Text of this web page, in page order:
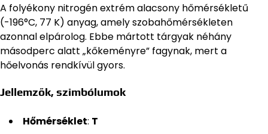
A folyékony nitrogén extrém alacsony hőmérsékletű
(-196°C, 77 K) anyag, amely szobahőmérsékleten
azonnal elpárolog. Ebbe mártott tárgyak néhány
másodperc alatt „kőkeményre” fagynak, mert a
hőelvonás rendkívül gyors.
Jellemzők, szimbólumok
Hőmérséklet: T